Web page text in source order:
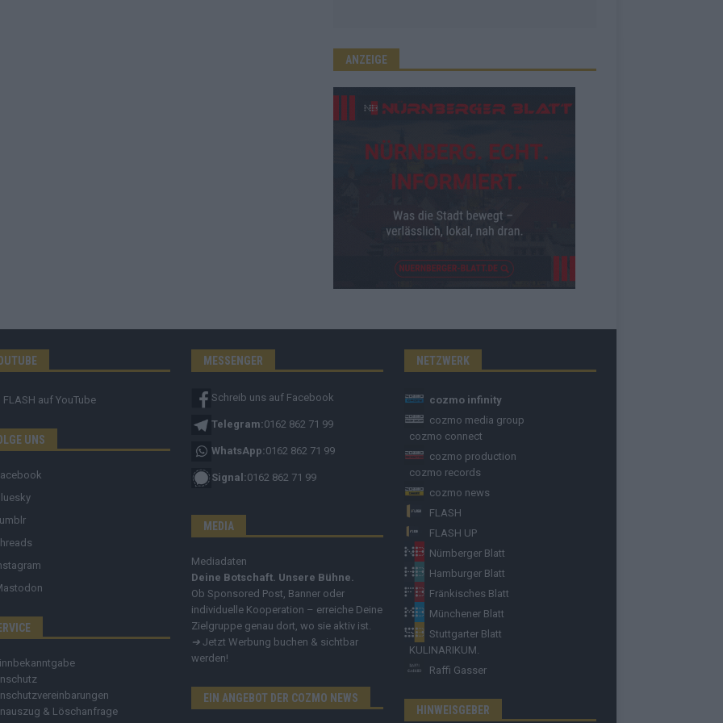
ANZEIGE
FLASH auf YouTube
UNS
& Löschanfrage
MESSENGER
Schreib uns auf Facebook
Telegram:0162 862 71 99
WhatsApp:0162 862 71 99
Signal:0162 862 71 99
MEDIA
Mediadaten
Deine Botschaft. Unsere Bühne.
Ob Sponsored Post, Banner oder
individuelle Kooperation – erreiche Deine
Zielgruppe genau dort, wo sie aktiv ist.
➔ Jetzt Werbung buchen & sichtbar
werden!
EIN ANGEBOT DER COZMO NEWS
NETZWERK
cozmo infinity
cozmo media group
cozmo connect
cozmo production
cozmo records
cozmo news
FLASH
FLASH UP
Nürnberger Blatt
Hamburger Blatt
Fränkisches Blatt
Münchener Blatt
Stuttgarter Blatt
KULINARIKUM.
Raffi Gasser
HINWEISGEBER